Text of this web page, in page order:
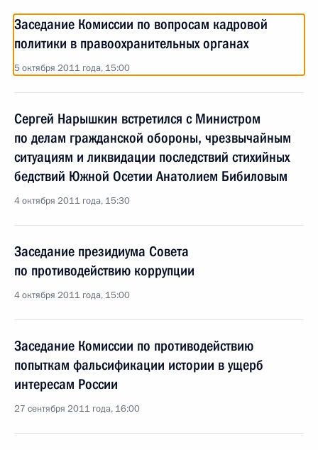
Заседание Комиссии по вопросам кадровой
политики в правоохранительных органах
5 октября 2011 года, 15:00
Сергей Нарышкин встретился с Министром
по делам гражданской обороны, чрезвычайным
ситуациям и ликвидации последствий стихийных
бедствий Южной Осетии Анатолием Бибиловым
4 октября 2011 года, 15:30
Заседание президиума Совета
по противодействию коррупции
4 октября 2011 года, 15:00
Заседание Комиссии по противодействию
попыткам фальсификации истории в ущерб
интересам России
27 сентября 2011 года, 16:00